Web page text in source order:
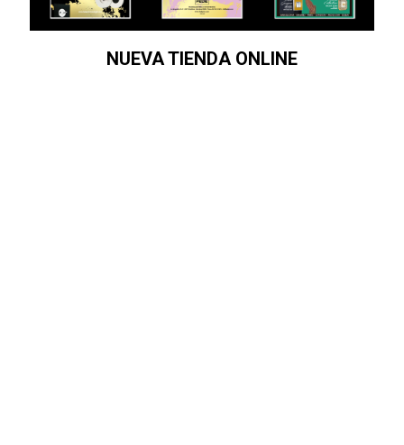
NUEVA TIENDA ONLINE